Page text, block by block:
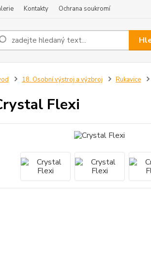
Kontakty Ochrana soukromí
18. Osobní výstroj a výzbroj Rukavice
Flexi